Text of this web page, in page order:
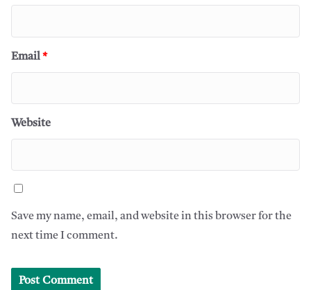
Email*
Website
Save my name, email, and website in this browser for the
next time I comment.